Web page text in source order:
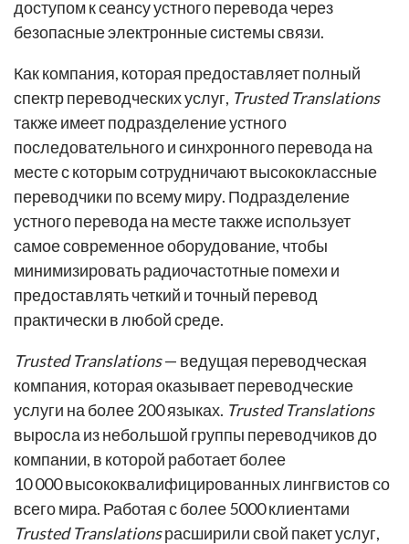
доступом к сеансу устного перевода через
безопасные электронные системы связи.
Как компания, которая предоставляет полный
спектр переводческих услуг, Trusted Translations
также имеет подразделение устного
последовательного и синхронного перевода на
месте с которым сотрудничают высококлассные
переводчики по всему миру. Подразделение
устного перевода на месте также использует
самое современное оборудование, чтобы
минимизировать радиочастотные помехи и
предоставлять четкий и точный перевод
практически в любой среде.
Trusted Translations— ведущая переводческая
компания, которая оказывает переводческие
услуги на более 200 языках. Trusted Translations
выросла из небольшой группы переводчиков до
компании, в которой работает более
10 000 высококвалифицированных лингвистов со
всего мира. Работая с более 5000 клиентами
Trusted Translationsрасширили свой пакет услуг,